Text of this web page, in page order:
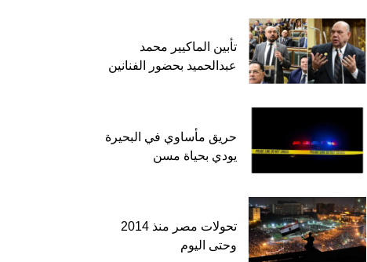
تأبين الماكيير محمد
عبدالحميد بحضور الفنانين
حريق مأساوي في البحيرة
يودي بحياة مسن
تحولات مصر منذ 2014
وحتى اليوم